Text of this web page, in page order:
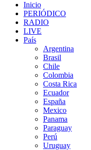
Inicio
PERIÓDICO
RADIO
LIVE
País
Argentina
Brasil
Chile
Colombia
Costa Rica
Ecuador
España
Mexico
Panama
Paraguay
Perú
Uruguay